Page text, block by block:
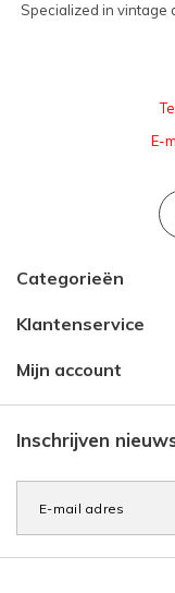
Specialized in vintage
E-
Categorieën
Klantenservice
Mijn account
Inschrijven